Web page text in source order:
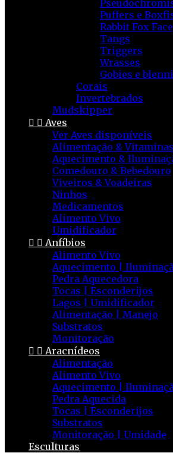
Puffers e
Rabbit Fox Face
Tangs
Triggers
Wrasses
Gobies e
Corais
Invertebrados
Mudskipper
  Aves
Ver Aves disponíveis
Alimentação & Vitaminas
Aquecimento &
Comedouro & Bebedouro
Viveiros & Voadeiras
Ninhos
Medicamentos
Alimento Vivo
Umidificador
  Anfíbios
Alimento Vivo
Aquecimento |
Pedra Aquecedora
Tocas | Esconderijos
Lagos | Umidificador
Alimentação | Manejo
Substratos
Monitoração
  Aracnídeos
Alimentação
Alimento Vivo
Aquecimento |
Pedra Aquecida
Tocas | Esconderijos
Substratos
Monitoração | Umidade
Esculturas